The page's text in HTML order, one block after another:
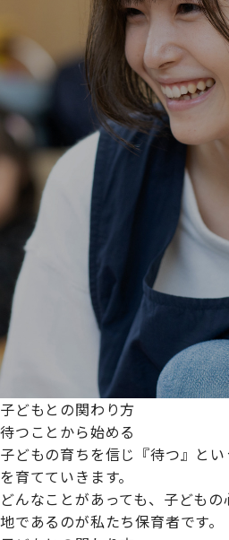
子どもとの関わり方
待つことから始める
子どもの育ちを信じ『待つ』と
を育てていきます。
どんなことがあっても、子ども
地であるのが私たち保育者です。